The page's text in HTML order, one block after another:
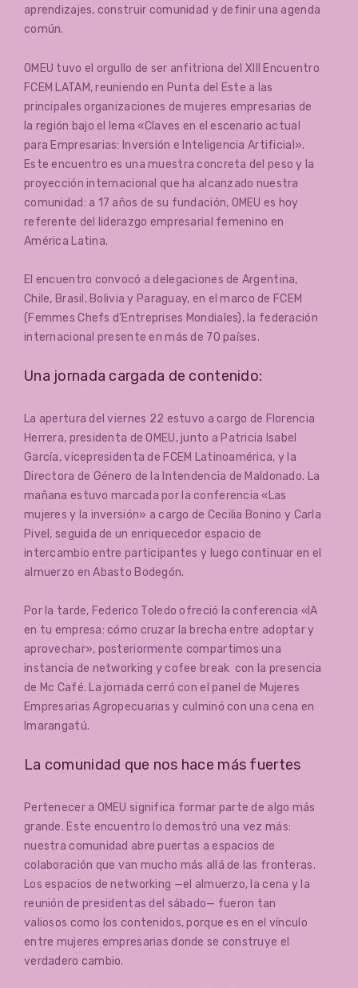
aprendizajes, construir comunidad y definir una agenda
común.
OMEU tuvo el orgullo de ser anfitriona del XIII Encuentro
FCEM LATAM, reuniendo en Punta del Este a las
principales organizaciones de mujeres empresarias de
la región bajo el lema «Claves en el escenario actual
para Empresarias: Inversión e Inteligencia Artificial».
Este encuentro es una muestra concreta del peso y la
proyección internacional que ha alcanzado nuestra
comunidad: a 17 años de su fundación, OMEU es hoy
referente del liderazgo empresarial femenino en
América Latina.
El encuentro convocó a delegaciones de Argentina,
Chile, Brasil, Bolivia y Paraguay, en el marco de FCEM
(Femmes Chefs d’Entreprises Mondiales), la federación
internacional presente en más de 70 países.
Una jornada cargada de contenido:
La apertura del viernes 22 estuvo a cargo de Florencia
Herrera, presidenta de OMEU, junto a Patricia Isabel
García, vicepresidenta de FCEM Latinoamérica, y la
Directora de Género de la Intendencia de Maldonado. La
mañana estuvo marcada por la conferencia «Las
mujeres y la inversión» a cargo de Cecilia Bonino y Carla
Pivel, seguida de un enriquecedor espacio de
intercambio entre participantes y luego continuar en el
almuerzo en Abasto Bodegón.
Por la tarde, Federico Toledo ofreció la conferencia «IA
en tu empresa: cómo cruzar la brecha entre adoptar y
aprovechar», posteriormente compartimos una
instancia de networking y cofee break con la presencia
de Mc Café. La jornada cerró con el panel de Mujeres
Empresarias Agropecuarias y culminó con una cena en
Imarangatú.
La comunidad que nos hace más fuertes
Pertenecer a OMEU significa formar parte de algo más
grande. Este encuentro lo demostró una vez más:
nuestra comunidad abre puertas a espacios de
colaboración que van mucho más allá de las fronteras.
Los espacios de networking —el almuerzo, la cena y la
reunión de presidentas del sábado— fueron tan
valiosos como los contenidos, porque es en el vínculo
entre mujeres empresarias donde se construye el
verdadero cambio.